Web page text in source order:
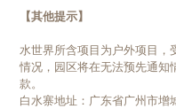
【其他提示】
水世界所含项目为户外项目
情况，园区将在无法预先通知
款。
白水寨地址：广东省广州市